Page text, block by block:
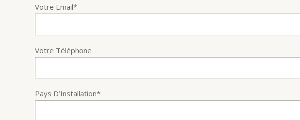
Votre Email*
Votre Téléphone
Pays D’Installation*